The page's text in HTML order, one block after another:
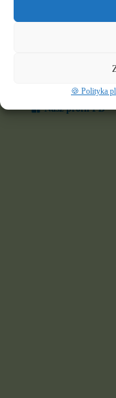
🍪 Polityka
Nasz profil FB